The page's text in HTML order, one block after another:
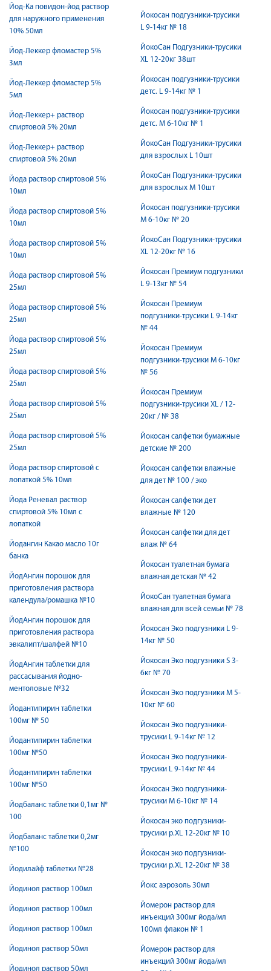
Йод-Ка повидон-йод раствор
для наружного применения
10% 50мл
Йод-Леккер фломастер 5%
3мл
Йод-Леккер фломастер 5%
5мл
Йод-Леккер+ раствор
спиртовой 5% 20мл
Йод-Леккер+ раствор
спиртовой 5% 20мл
Йода раствор спиртовой 5%
10мл
Йода раствор спиртовой 5%
10мл
Йода раствор спиртовой 5%
10мл
Йода раствор спиртовой 5%
25мл
Йода раствор спиртовой 5%
25мл
Йода раствор спиртовой 5%
25мл
Йода раствор спиртовой 5%
25мл
Йода раствор спиртовой 5%
25мл
Йода раствор спиртовой 5%
25мл
Йода раствор спиртовой с
лопаткой 5% 10мл
Йода Реневал раствор
спиртовой 5% 10мл с
лопаткой
Йодангин Какао масло 10г
банка
ЙодАнгин порошок для
приготовления раствора
календула/ромашка №10
ЙодАнгин порошок для
приготовления раствора
эвкалипт/шалфей №10
ЙодАнгин таблетки для
рассасывания йодно-
ментоловые №32
Йодантипирин таблетки
100мг № 50
Йодантипирин таблетки
100мг №50
Йодантипирин таблетки
100мг №50
Йодбаланс таблетки 0,1мг №
100
Йодбаланс таблетки 0,2мг
№100
Йодилайф таблетки №28
Йодинол раствор 100мл
Йодинол раствор 100мл
Йодинол раствор 100мл
Йодинол раствор 50мл
Йодинол раствор 50мл
Йокосан подгузники-трусики
L 9-14кг № 18
ЙокоСан Подгузники-трусики
XL 12-20кг 38шт
Йокосан подгузники-трусики
детс. L 9-14кг № 1
Йокосан подгузники-трусики
детс. М 6-10кг № 1
ЙокоСан Подгузники-трусики
для взрослых L 10шт
ЙокоСан Подгузники-трусики
для взрослых M 10шт
Йокосан подгузники-трусики
М 6-10кг № 20
ЙокоСан Подгузники-трусики
ХL 12-20кг № 16
Йокосан Премиум подгузники
L 9-13кг № 54
Йокосан Премиум
подгузники-трусики L 9-14кг
№ 44
Йокосан Премиум
подгузники-трусики М 6-10кг
№ 56
Йокосан Премиум
подгузники-трусики ХL / 12-
20кг / № 38
Йокосан салфетки бумажные
детские № 200
Йокосан салфетки влажные
для дет № 100 / эко
Йокосан салфетки дет
влажные № 120
Йокосан салфетки для дет
влаж № 64
Йокосан туалетная бумага
влажная детская № 42
ЙокоСан туалетная бумага
влажная для всей семьи № 78
Йокосан Эко подгузники L 9-
14кг № 50
Йокосан Эко подгузники S 3-
6кг № 70
Йокосан Эко подгузники М 5-
10кг № 60
Йокосан Эко подгузники-
трусики L 9-14кг № 12
Йокосан Эко подгузники-
трусики L 9-14кг № 44
Йокосан Эко подгузники-
трусики M 6-10кг № 14
Йокосан эко подгузники-
трусики р.XL 12-20кг № 10
Йокосан эко подгузники-
трусики р.XL 12-20кг № 38
Йокс аэрозоль 30мл
Йомерон раствор для
инъекций 300мг йода/мл
100мл флакон № 1
Йомерон раствор для
инъекций 300мг йода/мл